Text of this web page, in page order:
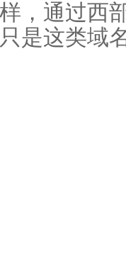
，通过西
是这类域